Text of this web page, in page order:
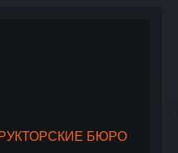
БЮРО